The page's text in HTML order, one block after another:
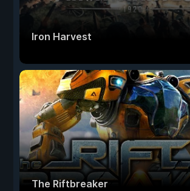
Iron Harvest
The Riftbreaker